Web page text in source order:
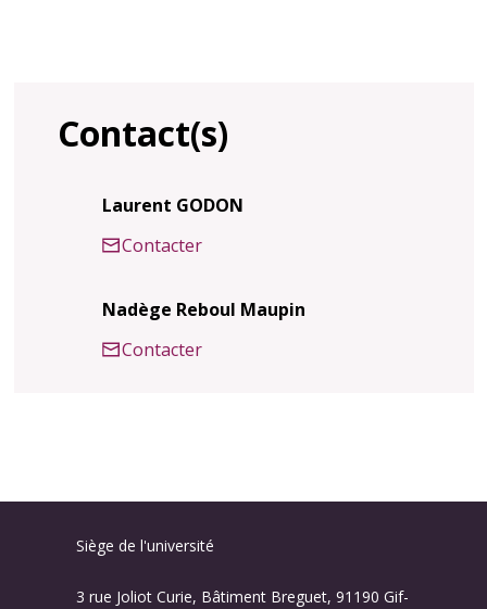
Contact(s)
Laurent GODON
Contacter
Nadège Reboul Maupin
Contacter
Siège de l'université
3 rue Joliot Curie, Bâtiment Breguet, 91190 Gif-